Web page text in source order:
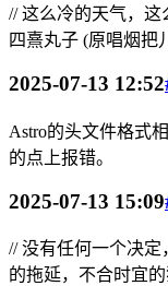
// 这么冷的天气，
四熹丸子 (原唱烟把
2025-07-13 12:52
Astro的头文件格式
的点上报错。
2025-07-13 15:09
// 没有任何一个决定
的拖延，不合时宜